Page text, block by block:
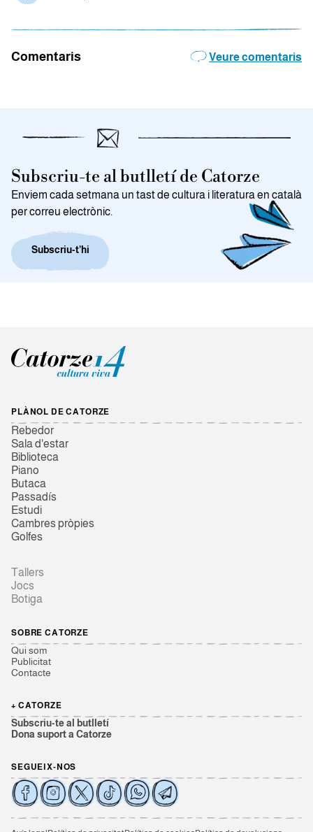
Comentaris Veure comentaris
Subscriu-te al butlletí de Catorze
Enviem cada setmana un tast de cultura i literatura en català
per correu electrònic.
Subscriu-t’hi
PLÀNOL DE CATORZE
Rebedor
Sala d'estar
Biblioteca
Piano
Butaca
Passadís
Estudi
Cambres pròpies
Golfes
Tallers
Jocs
Botiga
SOBRE CATORZE
Qui som
Publicitat
Contacte
+ CATORZE
Subscriu-te al butlletí
Dona suport a Catorze
SEGUEIX-NOS